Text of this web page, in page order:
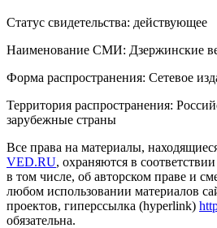
Статус свидетельства: действующее
Наименование СМИ: Дзержинские
Форма распространения: Сетевое
Территория распространения:
зарубежные страны
Все права на материалы,
VED.RU, охраняются в
в том числе, об авторском праве и
любом использовании материалов
проектов, гиперссылка (hyperlink)
обязательна.